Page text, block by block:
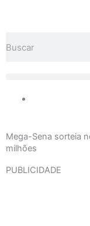
conteúdo
Mega-Sena sorteia
milhões
PUBLICIDADE